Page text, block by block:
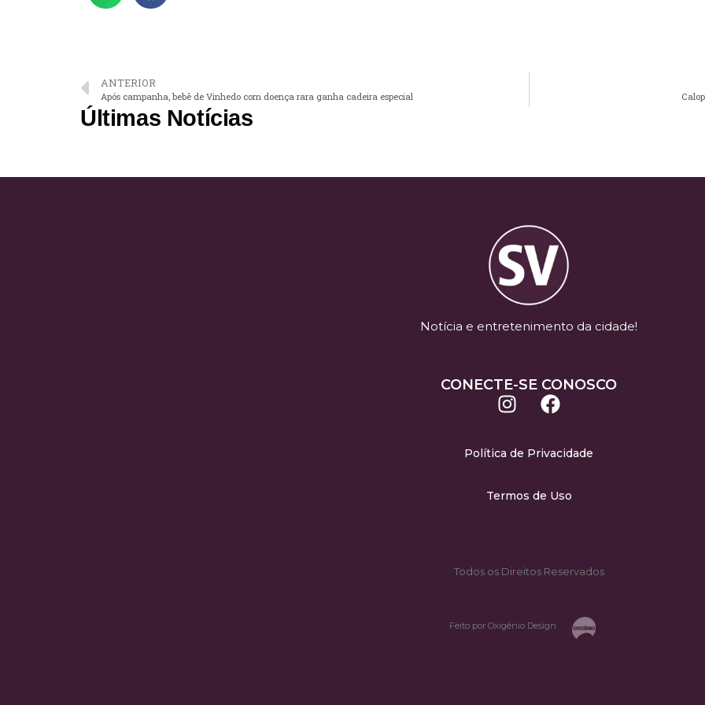
ANTERIOR
Após campanha, bebê de Vinhedo com doença rara ganha cadeira especial
Últimas Notícias
Notícia e entretenimento da cidade!
CONECTE-SE CONOSCO
Política de Privacidade
Termos de Uso
Todos os Direitos Reservados
Feito por Oxigênio Design